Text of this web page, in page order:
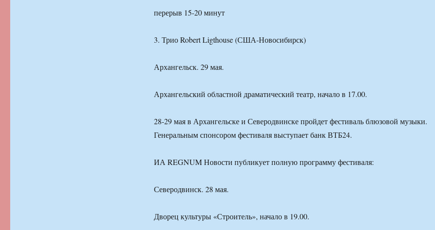
перерыв 15-20 минут
3. Трио Robert Ligthouse (США-Новосибирск)
Архангельск. 29 мая.
Архангельский областной драматический театр, начало в 17.00.
28-29 мая в Архангельске и Северодвинске пройдет фестиваль блюзовой музыки.
Генеральным спонсором фестиваля выступает банк ВТБ24.
ИА REGNUM Новости публикует полную программу фестиваля:
Северодвинск. 28 мая.
Дворец культуры «Строитель», начало в 19.00.